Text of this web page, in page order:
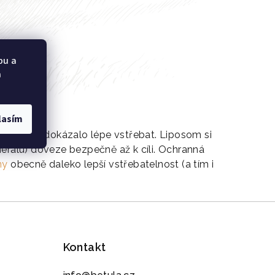
a
ji tělo dokázalo lépe vstřebat. Liposom si
doveze bezpečně až k cíli. Ochranná
obecně daleko lepší vstřebatelnost (a tím i
Kontakt